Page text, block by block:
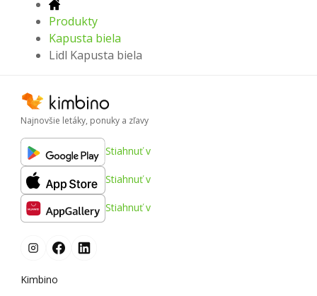
Produkty
Kapusta biela
Lidl Kapusta biela
Najnovšie letáky, ponuky a zľavy
Stiahnuť v
Stiahnuť v
Stiahnuť v
Kimbino